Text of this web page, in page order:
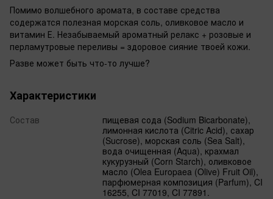
Помимо волшебного аромата, в составе средства
содержатся полезная морская соль, оливковое масло и
витамин Е. Незабываемый ароматный релакс + розовые и
перламутровые переливы = здоровое сияние твоей кожи.
Разве может быть что-то лучше?
Характеристики
Состав
пищевая сода (Sodium Bicarbonate),
лимонная кислота (Citric Acid), сахар
(Sucrose), морская соль (Sea Salt),
вода очищенная (Aqua), крахмал
кукурузный (Corn Starch), оливковое
масло (Olea Europaea (Olive) Fruit Oil),
парфюмерная композиция (Parfum), CI
16255, CI 77019, CI 77891.